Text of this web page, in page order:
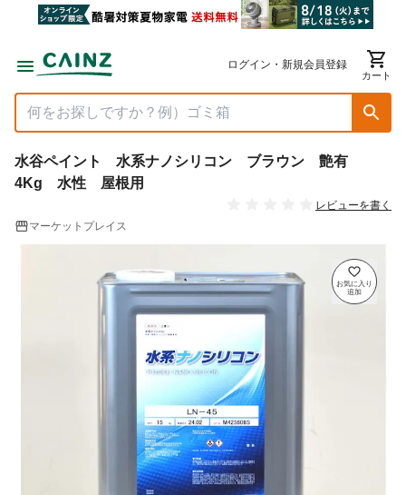
ログイン・新規会員登録
カート
水谷ペイント 水系ナノシリコン ブラウン 艶有
4Kg 水性 屋根用
レビューを書く
マーケットプレイス